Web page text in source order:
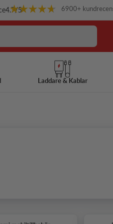
4.7/5 6900+
Laddare & Kablar